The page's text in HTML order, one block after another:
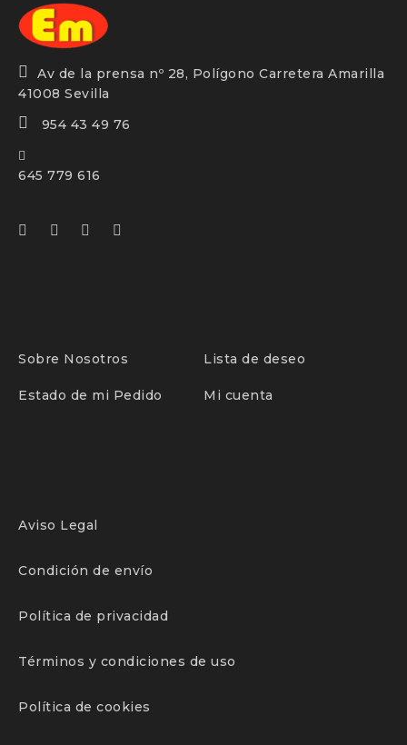
Av de la prensa nº 28, Polígono Carretera Amarilla
41008 Sevilla
954 43 49 76
645 779 616
Sobre Nosotros Lista de deseo
Estado de mi Pedido Mi cuenta
Aviso Legal
Condición de envío
Política de privacidad
Términos y condiciones de uso
Política de cookies